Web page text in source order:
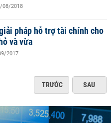
08/2018
pháp hỗ trợ tài chính cho
và vừa
2017
TRƯỚC SAU